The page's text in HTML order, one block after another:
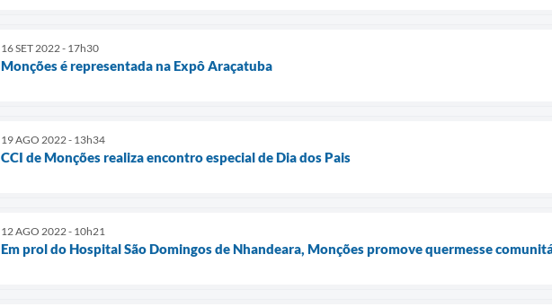
16 SET 2022 - 17h30
Monções é representada na Expô Araçatuba
19 AGO 2022 - 13h34
CCI de Monções realiza encontro especial de Dia dos Pais
12 AGO 2022 - 10h21
Em prol do Hospital São Domingos de Nhandeara, Monções promove quermesse